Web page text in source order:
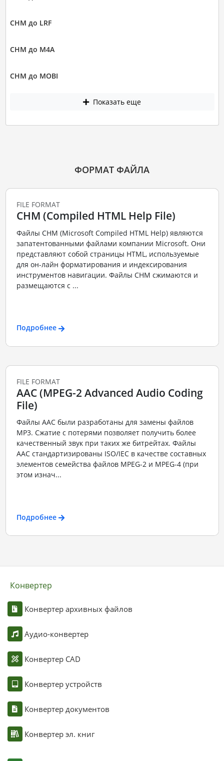
CHM до LRF
CHM до M4A
CHM до MOBI
Показать еще
ФОРМАТ ФАЙЛА
FILE FORMAT
CHM (Compiled HTML Help File)
Файлы CHM (Microsoft Compiled HTML Help) являются
запатентованными файлами компании Microsoft. Они
представляют собой страницы HTML, используемые
для он-лайн форматирования и индексирования
инструментов навигации. Файлы CHM сжимаются и
размещаются с ...
Подробнее
FILE FORMAT
AAC (MPEG-2 Advanced Audio Coding
File)
Файлы ААС были разработаны для замены файлов
MP3. Сжатие с потерями позволяет получить более
качественный звук при таких же битрейтах. Файлы
ААС стандартизированы ISO/IEC в качестве составных
элементов семейства файлов MPEG-2 и MPEG-4 (при
этом изнач...
Подробнее
Конвертер
Конвертер архивных файлов
Аудио-конвертер
Конвертер CAD
Конвертер устройств
Конвертер документов
Конвертер эл. книг